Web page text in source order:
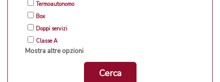
Termoautonomo
Box
Doppi servizi
Classe A
Mostra altre opzioni
Cerca